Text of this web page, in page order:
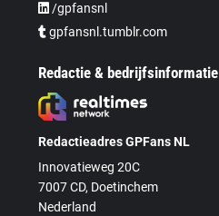
/gpfansnl
gpfansnl.tumblr.com
Redactie & bedrijfsinformatie
Redactieadres GPFans NL
Innovatieweg 20C
7007 CD, Doetinchem
Nederland